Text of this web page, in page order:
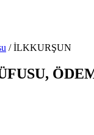
/İLKKURŞUN